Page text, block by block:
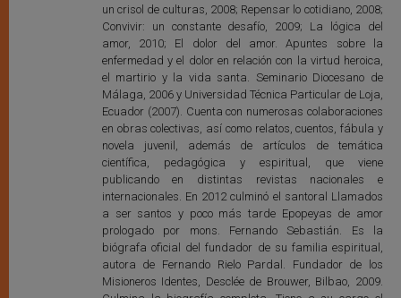
un crisol de culturas, 2008; Repensar lo cotidiano, 2008;
Convivir: un constante desafío, 2009; La lógica del
amor, 2010; El dolor del amor. Apuntes sobre la
enfermedad y el dolor en relación con la virtud heroica,
el martirio y la vida santa. Seminario Diocesano de
Málaga, 2006 y Universidad Técnica Particular de Loja,
Ecuador (2007). Cuenta con numerosas colaboraciones
en obras colectivas, así como relatos, cuentos, fábula y
novela juvenil, además de artículos de temática
científica, pedagógica y espiritual, que viene
publicando en distintas revistas nacionales e
internacionales. En 2012 culminó el santoral Llamados
a ser santos y poco más tarde Epopeyas de amor
prologado por mons. Fernando Sebastián. Es la
biógrafa oficial del fundador de su familia espiritual,
autora de Fernando Rielo Pardal. Fundador de los
Misioneros Identes, Desclée de Brouwer, Bilbao, 2009.